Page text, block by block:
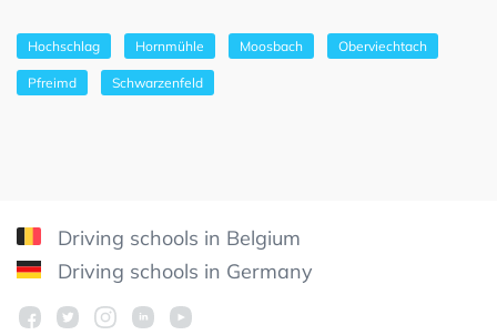
Hochschlag Hornmühle Moosbach Oberviechtach
Pfreimd Schwarzenfeld
Driving schools in Belgium
Driving schools in Germany